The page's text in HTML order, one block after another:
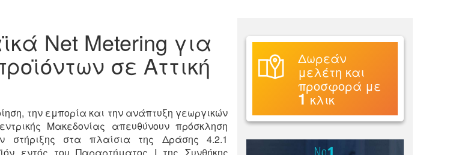
Net Metering για
σε Αττική
την εμπορία και την ανάπτυξη γεωργικών
Μακεδονίας απευθύνουν πρόσκληση
στήριξης στα πλαίσια της Δράσης 4.2.1
Δωρεάν
μελέτη και
προσφορά με
1κλικ